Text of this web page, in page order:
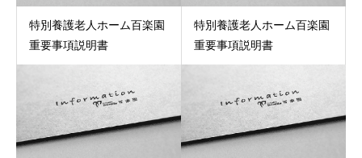
特別養護老人ホーム百楽園
重要事項説明書
特別養護老人ホーム百楽園
重要事項説明書